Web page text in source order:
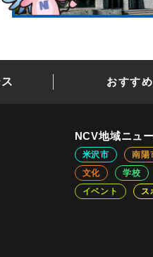
おすす
NCV地域ニュ
米沢市 南陽
文化
学校
イベント
ス